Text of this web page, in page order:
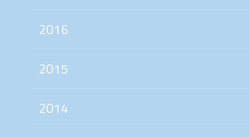
2016
2015
2014